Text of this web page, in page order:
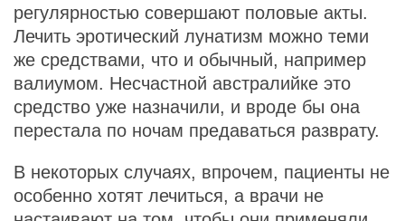
регулярностью совершают половые акты.
Лечить эротический лунатизм можно теми
же средствами, что и обычный, например
валиумом. Несчастной австралийке это
средство уже назначили, и вроде бы она
перестала по ночам предаваться разврату.
В некоторых случаях, впрочем, пациенты не
особенно хотят лечиться, а врачи не